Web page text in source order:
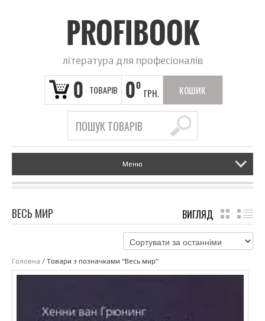
PROFIBOOK
література для професіоналів
0 ТОВАРІВ 00
ГРН. КОШИК
ПОРОЖНІЙ
Меню
ВЕСЬ МИР ВИГЛЯД GRID
Головна / Товари з позначками “Весь мир”